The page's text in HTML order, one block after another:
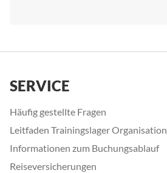
SERVICE
Häufig gestellte Fragen
Leitfaden Trainingslager Organisation
Informationen zum Buchungsablauf
Reiseversicherungen